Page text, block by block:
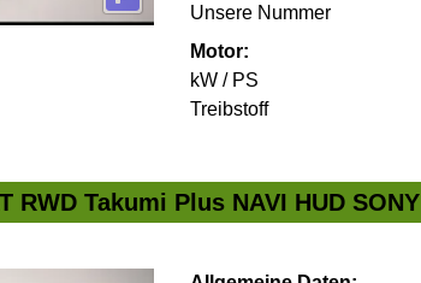
Unsere Nummer
Motor:
kW / PS
Treibstoff
RWD Takumi Plus NAVI HUD SONY